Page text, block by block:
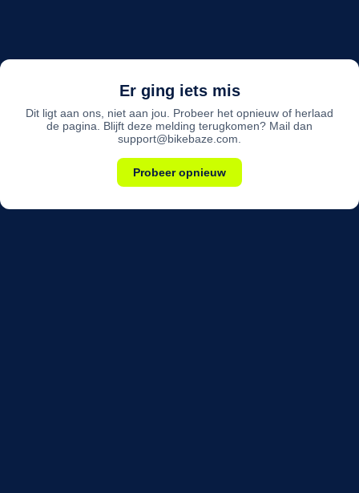
Er ging iets mis
Dit ligt aan ons, niet aan jou. Probeer het opnieuw of herlaad
de pagina. Blijft deze melding terugkomen? Mail dan
support@bikebaze.com.
Probeer opnieuw